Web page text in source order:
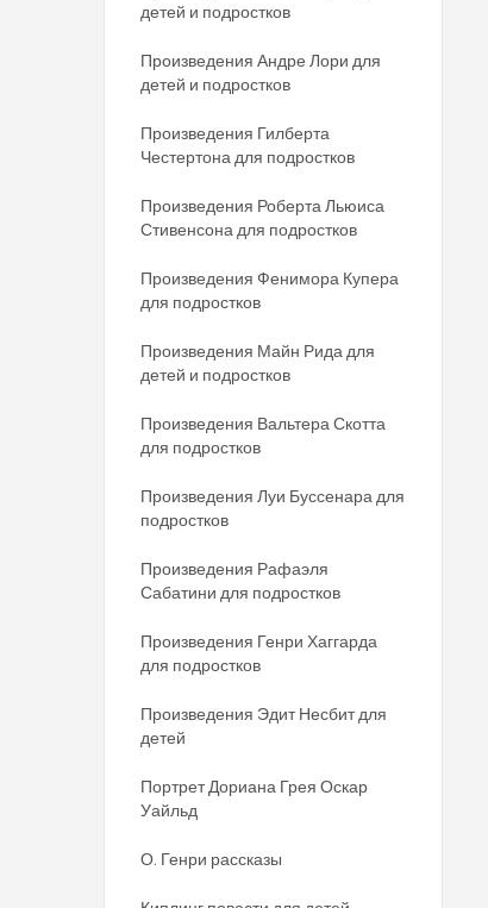
детей и подростков
Произведения Андре Лори для
детей и подростков
Произведения Гилберта
Честертона для подростков
Произведения Роберта Льюиса
Стивенсона для подростков
Произведения Фенимора Купера
для подростков
Произведения Майн Рида для
детей и подростков
Произведения Вальтера Скотта
для подростков
Произведения Луи Буссенара для
подростков
Произведения Рафаэля
Сабатини для подростков
Произведения Генри Хаггарда
для подростков
Произведения Эдит Несбит для
детей
Портрет Дориана Грея Оскар
Уайльд
О. Генри рассказы